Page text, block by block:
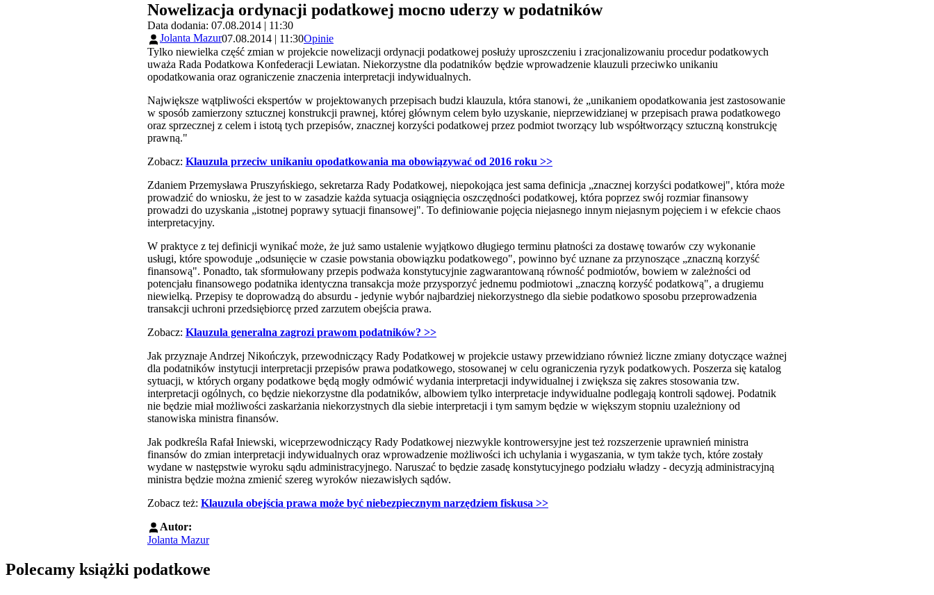
Nowelizacja ordynacji podatkowej mocno uderzy w podatników
Data dodania: 07.08.2014 | 11:30
Jolanta Mazur07.08.2014 | 11:30Opinie
Tylko niewielka część zmian w projekcie nowelizacji ordynacji podatkowej posłuży uproszczeniu i zracjonalizowaniu procedur podatkowych
uważa Rada Podatkowa Konfederacji Lewiatan. Niekorzystne dla podatników będzie wprowadzenie klauzuli przeciwko unikaniu
opodatkowania oraz ograniczenie znaczenia interpretacji indywidualnych.
Największe wątpliwości ekspertów w projektowanych przepisach budzi klauzula, która stanowi, że „unikaniem opodatkowania jest zastosowanie
w sposób zamierzony sztucznej konstrukcji prawnej, której głównym celem było uzyskanie, nieprzewidzianej w przepisach prawa podatkowego
oraz sprzecznej z celem i istotą tych przepisów, znacznej korzyści podatkowej przez podmiot tworzący lub współtworzący sztuczną konstrukcję
prawną."
Zobacz: Klauzula przeciw unikaniu opodatkowania ma obowiązywać od 2016 roku >>
Zdaniem Przemysława Pruszyńskiego, sekretarza Rady Podatkowej, niepokojąca jest sama definicja „znacznej korzyści podatkowej", która może
prowadzić do wniosku, że jest to w zasadzie każda sytuacja osiągnięcia oszczędności podatkowej, która poprzez swój rozmiar finansowy
prowadzi do uzyskania „istotnej poprawy sytuacji finansowej". To definiowanie pojęcia niejasnego innym niejasnym pojęciem i w efekcie chaos
interpretacyjny.
W praktyce z tej definicji wynikać może, że już samo ustalenie wyjątkowo długiego terminu płatności za dostawę towarów czy wykonanie
usługi, które spowoduje „odsunięcie w czasie powstania obowiązku podatkowego", powinno być uznane za przynoszące „znaczną korzyść
finansową". Ponadto, tak sformułowany przepis podważa konstytucyjnie zagwarantowaną równość podmiotów, bowiem w zależności od
potencjału finansowego podatnika identyczna transakcja może przysporzyć jednemu podmiotowi „znaczną korzyść podatkową", a drugiemu
niewielką. Przepisy te doprowadzą do absurdu - jedynie wybór najbardziej niekorzystnego dla siebie podatkowo sposobu przeprowadzenia
transakcji uchroni przedsiębiorcę przed zarzutem obejścia prawa.
Zobacz: Klauzula generalna zagrozi prawom podatników? >>
Jak przyznaje Andrzej Nikończyk, przewodniczący Rady Podatkowej w projekcie ustawy przewidziano również liczne zmiany dotyczące ważnej
dla podatników instytucji interpretacji przepisów prawa podatkowego, stosowanej w celu ograniczenia ryzyk podatkowych. Poszerza się katalog
sytuacji, w których organy podatkowe będą mogły odmówić wydania interpretacji indywidualnej i zwiększa się zakres stosowania tzw.
interpretacji ogólnych, co będzie niekorzystne dla podatników, albowiem tylko interpretacje indywidualne podlegają kontroli sądowej. Podatnik
nie będzie miał możliwości zaskarżania niekorzystnych dla siebie interpretacji i tym samym będzie w większym stopniu uzależniony od
stanowiska ministra finansów.
Jak podkreśla Rafał Iniewski, wiceprzewodniczący Rady Podatkowej niezwykle kontrowersyjne jest też rozszerzenie uprawnień ministra
finansów do zmian interpretacji indywidualnych oraz wprowadzenie możliwości ich uchylania i wygaszania, w tym także tych, które zostały
wydane w następstwie wyroku sądu administracyjnego. Naruszać to będzie zasadę konstytucyjnego podziału władzy - decyzją administracyjną
ministra będzie można zmienić szereg wyroków niezawisłych sądów.
Zobacz też: Klauzula obejścia prawa może być niebezpiecznym narzędziem fiskusa >>
Autor:
Jolanta Mazur
Polecamy książki podatkowe